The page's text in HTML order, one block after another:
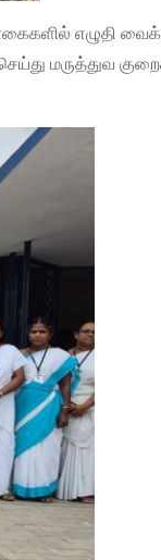
எழுதி
மருத்துவ